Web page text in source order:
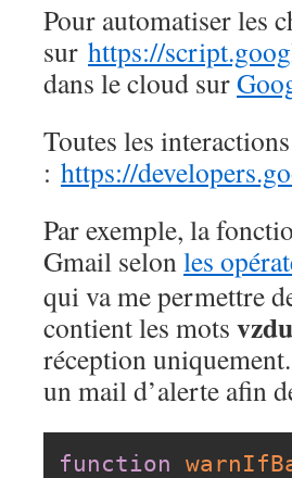
Pour automatiser les
sur https://
dans le cloud sur
Toutes les
: https://
Par exemple, la
Gmail selonles
qui va me permettre
contient les mots
réception
un mail d’alerte afin
function